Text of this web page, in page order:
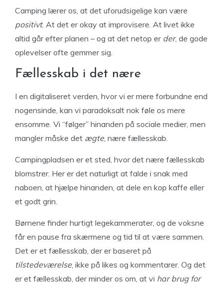
Camping lærer os, at det uforudsigelige kan være
positivt. At det er okay at improvisere. At livet ikke
altid går efter planen – og at det netop er der, de gode
oplevelser ofte gemmer sig.
Fællesskab i det nære
I en digitaliseret verden, hvor vi er mere forbundne end
nogensinde, kan vi paradoksalt nok føle os mere
ensomme. Vi “følger” hinanden på sociale medier, men
mangler måske det ægte, nære fællesskab.
Campingpladsen er et sted, hvor det nære fællesskab
blomstrer. Her er det naturligt at falde i snak med
naboen, at hjælpe hinanden, at dele en kop kaffe eller
et godt grin.
Børnene finder hurtigt legekammerater, og de voksne
får en pause fra skærmene og tid til at være sammen.
Det er et fællesskab, der er baseret på
tilstedeværelse, ikke på likes og kommentarer. Og det
er et fællesskab, der minder os om, at vi har brug for